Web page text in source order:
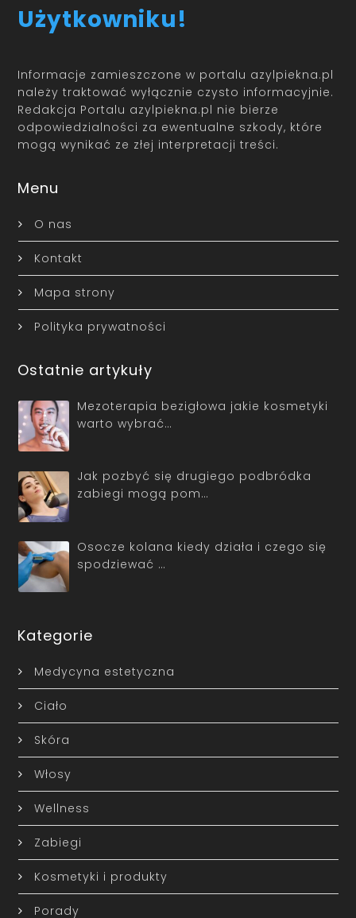
Użytkowniku!
Informacje zamieszczone w portalu azylpiekna.pl
należy traktować wyłącznie czysto informacyjnie.
Redakcja Portalu azylpiekna.pl nie bierze
odpowiedzialności za ewentualne szkody, które
mogą wynikać ze złej interpretacji treści.
Menu
O nas
Kontakt
Mapa strony
Polityka prywatności
Ostatnie artykuły
Mezoterapia bezigłowa jakie kosmetyki
warto wybrać…
Jak pozbyć się drugiego podbródka
zabiegi mogą pom…
Osocze kolana kiedy działa i czego się
spodziewać …
Kategorie
Medycyna estetyczna
Ciało
Skóra
Włosy
Wellness
Zabiegi
Kosmetyki i produkty
Porady